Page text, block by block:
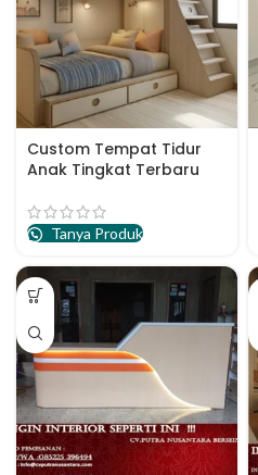
Custom Tempat Tidur
Anak Tingkat Terbaru
Tanya Produk